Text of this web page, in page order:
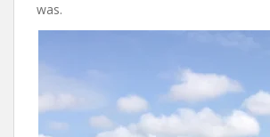
was.